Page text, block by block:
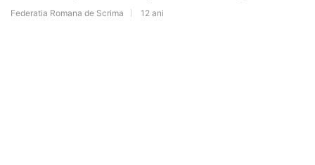
Federatia Romana de Scrima 12 ani